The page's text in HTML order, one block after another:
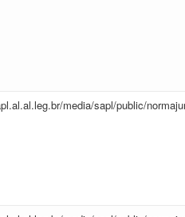
media/sapl/public/